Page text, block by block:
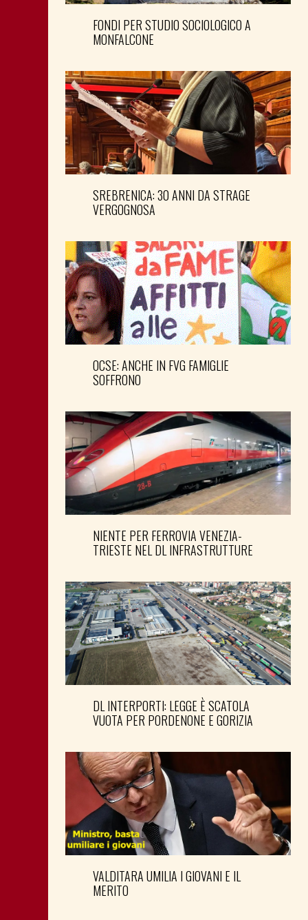
FONDI PER STUDIO SOCIOLOGICO A
MONFALCONE
SREBRENICA: 30 ANNI DA STRAGE
VERGOGNOSA
OCSE: ANCHE IN FVG FAMIGLIE
SOFFRONO
NIENTE PER FERROVIA VENEZIA-
TRIESTE NEL DL INFRASTRUTTURE
DL INTERPORTI: LEGGE È SCATOLA
VUOTA PER PORDENONE E GORIZIA
VALDITARA UMILIA I GIOVANI E IL
MERITO